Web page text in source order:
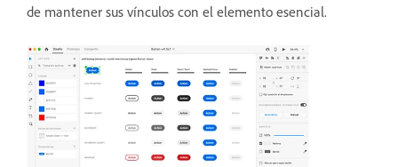
de mantener sus vínculos con el elemento esencial.